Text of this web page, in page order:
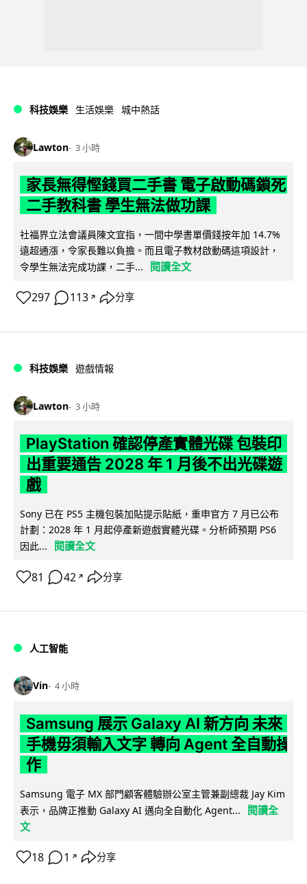
科技娛樂 生活娛樂 城中熱話
Lawton 3 小時
家長無得慳錢買二手書 電子啟動碼鎖死
二手教科書 學生無法做功課
社福界立法會議員陳文宜指，一間中學書單價錢按年加 14.7%
遠超通漲，令家長難以負擔。而且電子教材啟動碼這項設計，
令學生無法完成功課，二手...
閱讀全文
297 113 ↗ 分享
科技娛樂 遊戲情報
Lawton 3 小時
PlayStation 確認停產實體光碟 包裝印
出重要通告 2028 年 1 月後不出光碟遊
戲
Sony 已在 PS5 主機包裝加貼提示貼紙，重申官方 7 月已公布
計劃：2028 年 1 月起停產新遊戲實體光碟。分析師預期 PS6
因此...
閱讀全文
81 42 ↗ 分享
人工智能
Vin 4 小時
Samsung 展示 Galaxy AI 新方向 未來
手機毋須輸入文字 轉向 Agent 全自動操
作
Samsung 電子 MX 部門顧客體驗辦公室主管兼副總裁 Jay Kim
表示，品牌正推動 Galaxy AI 邁向全自動化 Agent...
閱讀全
文
18 1 ↗ 分享